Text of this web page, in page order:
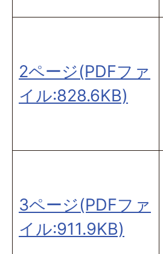
2ページ(PDFファ
イル:828.6KB)
3ページ(PDFファ
イル:911.9KB)